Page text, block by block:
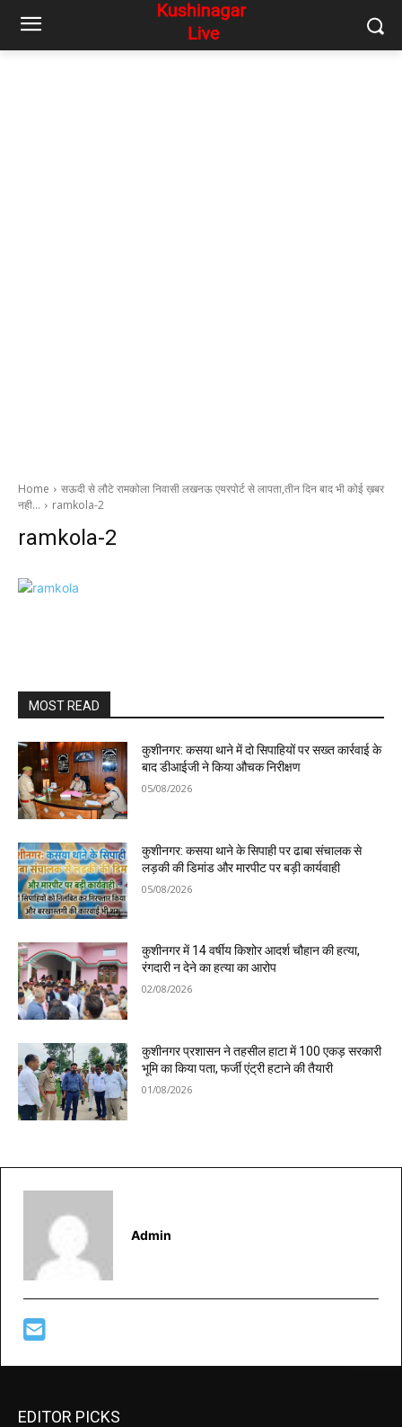
Home
सऊदी से लौटे रामकोला निवासी लखनऊ एयरपोर्ट से लापता,तीन दिन बाद भी कोई ख़बर
नही…
ramkola-2
ramkola-2
MOST READ
कुशीनगर: कसया थाने में दो सिपाहियों पर सख्त कार्रवाई के
बाद डीआईजी ने किया औचक निरीक्षण
05/08/2026
कुशीनगर: कसया थाने के सिपाही पर ढाबा संचालक से
लड़की की डिमांड और मारपीट पर बड़ी कार्यवाही
05/08/2026
कुशीनगर में 14 वर्षीय किशोर आदर्श चौहान की हत्या,
रंगदारी न देने का हत्या का आरोप
02/08/2026
कुशीनगर प्रशासन ने तहसील हाटा में 100 एकड़ सरकारी
भूमि का किया पता, फर्जी एंट्री हटाने की तैयारी
01/08/2026
Admin
EDITOR PICKS